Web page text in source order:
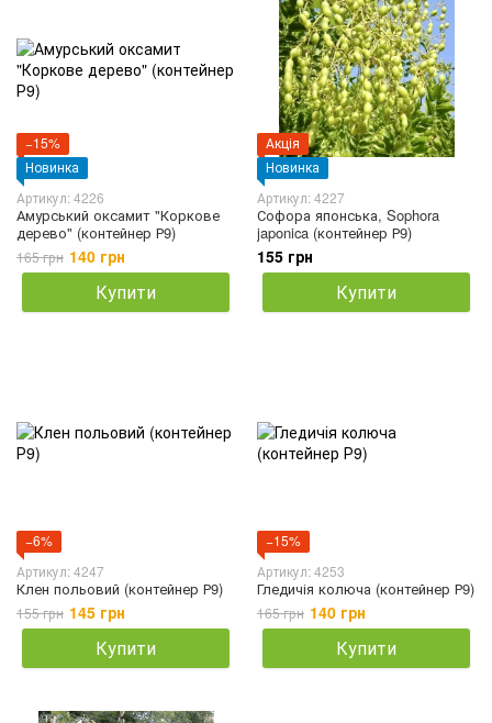
−15%
Новинка
Артикул: 4226
Амурський оксамит "Коркове
дерево" (контейнер Р9)
165 грн 140 грн
Купити
Акція
Новинка
Артикул: 4227
Софора японська, Sophora
japonica (контейнер Р9)
155 грн
Купити
−6%
Артикул: 4247
Клен польовий (контейнер Р9)
155 грн 145 грн
Купити
−15%
Артикул: 4253
Гледичія колюча (контейнер Р9)
165 грн 140 грн
Купити